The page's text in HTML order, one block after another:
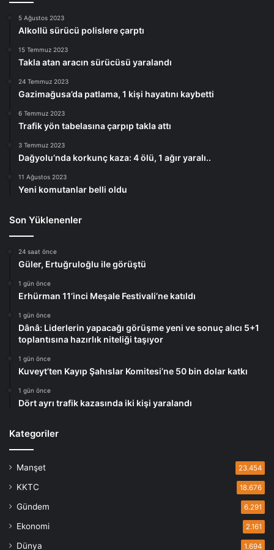
5 Ağustos 2023
Alkollü sürücü polislere çarptı
15 Temmuz 2023
Takla atan aracın sürücüsü yaralandı
24 Temmuz 2023
Gazimağusa’da patlama, 1 kişi hayatını kaybetti
6 Temmuz 2023
Trafik yön tabelasına çarpıp takla attı
3 Temmuz 2023
Dağyolu’nda korkunç kaza: 4 ölü, 1 ağır yaralı..
11 Ağustos 2023
Yeni komutanlar belli oldu
Son Yüklenenler
24 saat önce
Güler, Ertuğruloğlu ile görüştü
1 gün önce
Erhürman 11’inci Meşale Festivali’ne katıldı
1 gün önce
Dânâ: Liderlerin yapacağı görüşme yeni ve sonuç alıcı 5+1
toplantısına hazırlık niteliği taşıyor
1 gün önce
Kuveyt’ten Kayıp Şahıslar Komitesi’ne 50 bin dolar katkı
1 gün önce
Dört ayrı trafik kazasında iki kişi yaralandı
Kategoriler
Manşet 23.454
KKTC 18.676
Gündem 6.291
Ekonomi 2.161
Dünya 1.694